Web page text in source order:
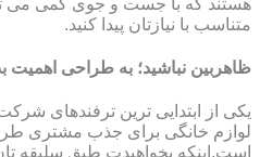
متناسب با نیازتان پیدا کنید.
ظاهربین نباشید؛ به طراحی اهمیت
یکی از ابتدایی ترین ترفندهای
لوازم خانگی برای جذب مشتری
است.اینکه بخواهیدت طبق سلیقه